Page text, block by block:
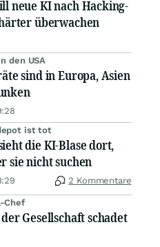
neue KI nach Hacking-
überwachen
den USA
sind in Europa, Asien
ist tot
die KI-Blase dort,
sie nicht suchen
2 Kommentare
Chef
Gesellschaft schadet